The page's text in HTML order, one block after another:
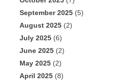
September 2025 (5)
August 2025 (2)
July 2025 (6)
June 2025 (2)
May 2025 (2)
April 2025 (8)